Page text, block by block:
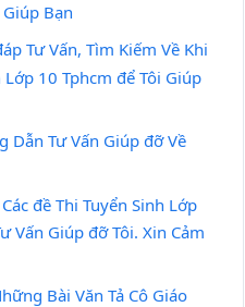
Bạn
Tư Vấn, Tìm Kiếm Về Khi
10 Tphcm để Tôi Giúp
Dẫn Tư Vấn Giúp đỡ Về
đề Thi Tuyển Sinh Lớp
Vấn Giúp đỡ Tôi. Xin Cảm
Bài Văn Tả Cô Giáo